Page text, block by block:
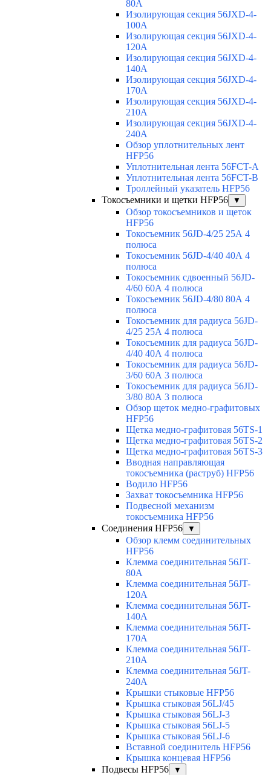
80A
Изолирующая секция 56JXD-4-
100A
Изолирующая секция 56JXD-4-
120A
Изолирующая секция 56JXD-4-
140A
Изолирующая секция 56JXD-4-
170A
Изолирующая секция 56JXD-4-
210A
Изолирующая секция 56JXD-4-
240A
Обзор уплотнительных лент
HFP56
Уплотнительная лента 56FCT-A
Уплотнительная лента 56FCT-B
Троллейный указатель HFP56
Токосъемники и щетки HFP56
▼
Обзор токосъемников и щеток
HFP56
Токосъемник 56JD-4/25 25А 4
полюса
Токосъемник 56JD-4/40 40А 4
полюса
Токосъемник сдвоенный 56JD-
4/60 60А 4 полюса
Токосъемник 56JD-4/80 80А 4
полюса
Токосъемник для радиуса 56JD-
4/25 25А 4 полюса
Токосъемник для радиуса 56JD-
4/40 40А 4 полюса
Токосъемник для радиуса 56JD-
3/60 60А 3 полюса
Токосъемник для радиуса 56JD-
3/80 80А 3 полюса
Обзор щеток медно-графитовых
HFP56
Щетка медно-графитовая 56TS-1
Щетка медно-графитовая 56TS-2
Щетка медно-графитовая 56TS-3
Вводная направляющая
токосъемника (раструб) HFP56
Водило HFP56
Захват токосъемника HFP56
Подвесной механизм
токосъемника HFP56
Соединения HFP56
▼
Обзор клемм соединительных
HFP56
Клемма соединительная 56JT-
80A
Клемма соединительная 56JT-
120A
Клемма соединительная 56JT-
140A
Клемма соединительная 56JT-
170A
Клемма соединительная 56JT-
210A
Клемма соединительная 56JT-
240A
Крышки стыковые HFP56
Крышка стыковая 56LJ/45
Крышка стыковая 56LJ-3
Крышка стыковая 56LJ-5
Крышка стыковая 56LJ-6
Вставной соединитель HFP56
Крышка концевая HFP56
Подвесы HFP56
▼